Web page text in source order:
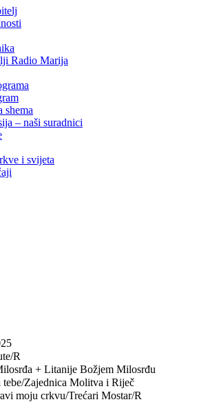
Radio Marija
shema
– naši suradnici
i svijeta
R
+ Litanije Božjem Milosrđu
Zajednica Molitva i Riječ
moju crkvu/Trećari Mostar/R